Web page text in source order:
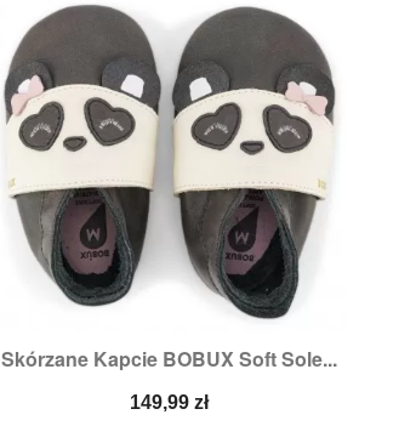
Skórzane Kapcie BOBUX Soft Sole...
Cena
149,99 zł
Szybki podgląd